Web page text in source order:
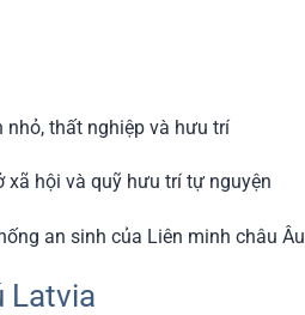
thất nghiệp và hưu trí
hội và quỹ hưu trí tự nguyện
an sinh của Liên minh châu Âu
Latvia